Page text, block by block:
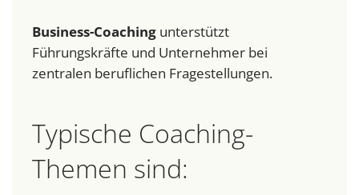
Business-Coaching unterstützt
Führungskräfte und Unternehmer bei
zentralen beruflichen Fragestellungen.
Typische Coaching-
Themen sind: